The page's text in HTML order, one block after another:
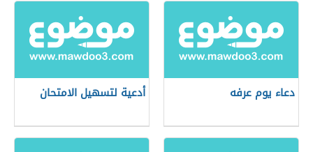
دعاء يوم عرفه أدعية لتسهيل الامتحان